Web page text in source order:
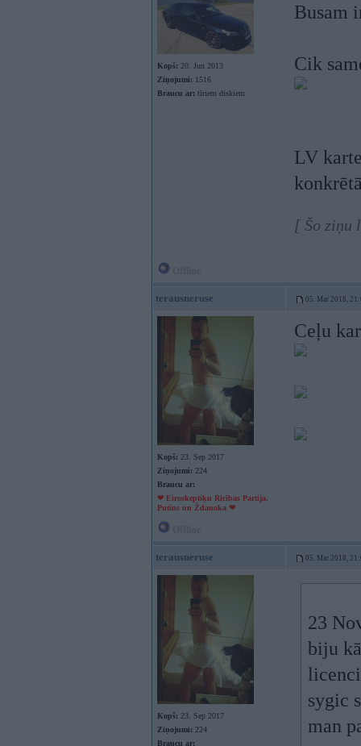
Kopš: 20. Jun 2013
Ziņojumi: 1516
Braucu ar: tīriem diskiem
Busam
Cik
LV
[ Šo ziņu
terausneruse 05. Mar 2018,
Kopš: 23. Sep 2017
Ziņojumi: 224
Braucu ar:
❤ Eiroskeptiķu Rīcības Partija,
Putins un Ždanoka ❤
Ceļu
terausneruse 05. Mar 2018,
Kopš: 23. Sep 2017
Ziņojumi: 224
Braucu ar:
23
biju
sygic
man